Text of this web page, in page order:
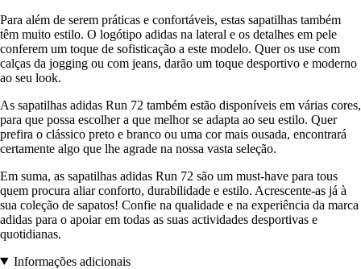
Para além de serem práticas e confortáveis, estas sapatilhas também
têm muito estilo. O logótipo adidas na lateral e os detalhes em pele
conferem um toque de sofisticação a este modelo. Quer os use com
calças da jogging ou com jeans, darão um toque desportivo e moderno
ao seu look.
As sapatilhas adidas Run 72 também estão disponíveis em várias cores,
para que possa escolher a que melhor se adapta ao seu estilo. Quer
prefira o clássico preto e branco ou uma cor mais ousada, encontrará
certamente algo que lhe agrade na nossa vasta seleção.
Em suma, as sapatilhas adidas Run 72 são um must-have para tous
quem procura aliar conforto, durabilidade e estilo. Acrescente-as já à
sua coleção de sapatos! Confie na qualidade e na experiência da marca
adidas para o apoiar em todas as suas actividades desportivas e
quotidianas.
Informações adicionais